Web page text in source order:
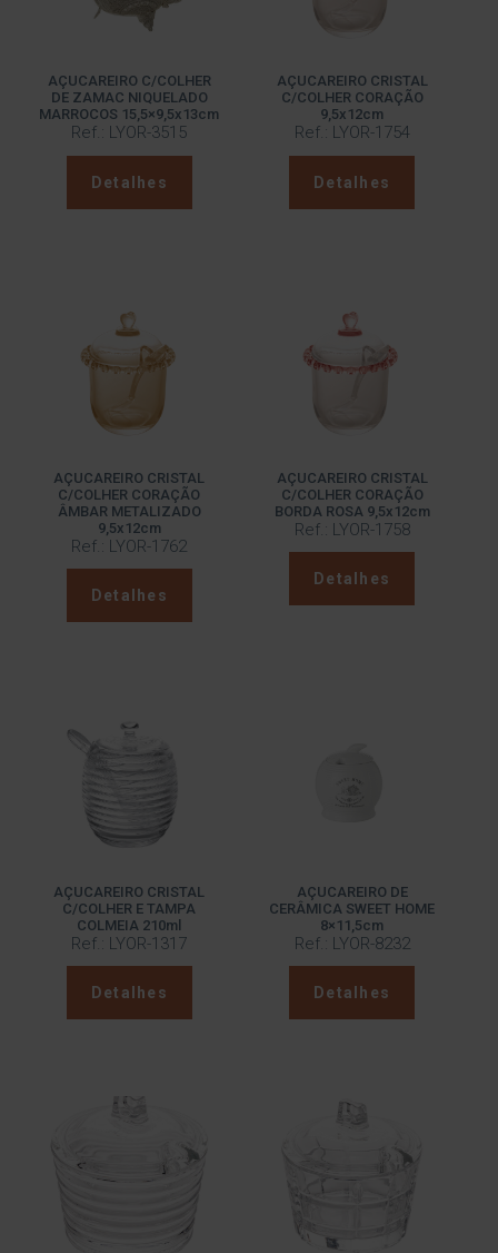
AÇUCAREIRO C/COLHER
DE ZAMAC NIQUELADO
MARROCOS 15,5×9,5x13cm
Ref.: LYOR-3515
Detalhes
AÇUCAREIRO CRISTAL
C/COLHER CORAÇÃO
9,5x12cm
Ref.: LYOR-1754
Detalhes
AÇUCAREIRO CRISTAL
C/COLHER CORAÇÃO
ÂMBAR METALIZADO
9,5x12cm
Ref.: LYOR-1762
Detalhes
AÇUCAREIRO CRISTAL
C/COLHER CORAÇÃO
BORDA ROSA 9,5x12cm
Ref.: LYOR-1758
Detalhes
AÇUCAREIRO CRISTAL
C/COLHER E TAMPA
COLMEIA 210ml
Ref.: LYOR-1317
Detalhes
AÇUCAREIRO DE
CERÂMICA SWEET HOME
8×11,5cm
Ref.: LYOR-8232
Detalhes